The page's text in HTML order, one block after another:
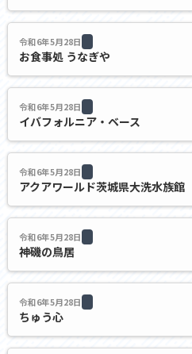
令和6年5月28日
お食事処 うなぎや
令和6年5月28日
イバフォルニア・ベース
令和6年5月28日
アクアワールド茨城県大洗水族館
令和6年5月28日
神磯の鳥居
令和6年5月28日
ちゅう心